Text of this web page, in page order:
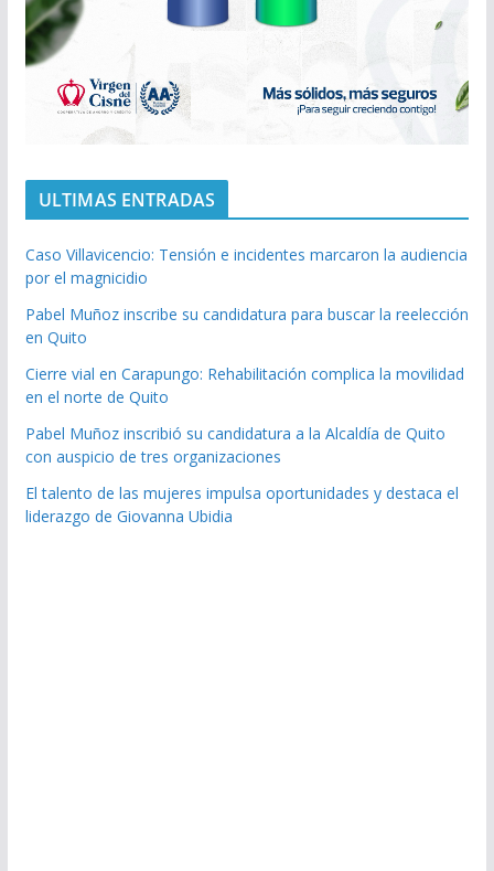
ULTIMAS ENTRADAS
Caso Villavicencio: Tensión e incidentes marcaron la audiencia
por el magnicidio
Pabel Muñoz inscribe su candidatura para buscar la reelección
en Quito
Cierre vial en Carapungo: Rehabilitación complica la movilidad
en el norte de Quito
Pabel Muñoz inscribió su candidatura a la Alcaldía de Quito
con auspicio de tres organizaciones
El talento de las mujeres impulsa oportunidades y destaca el
liderazgo de Giovanna Ubidia